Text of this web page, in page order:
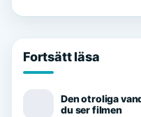
Fortsätt läsa
Den otroliga
du ser filmen